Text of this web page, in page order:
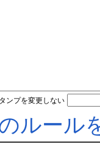
ンプを変更しない
ルール